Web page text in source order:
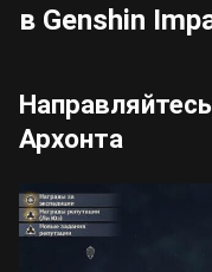
в Genshin
Архонта